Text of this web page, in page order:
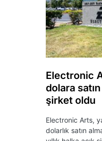
Electronic
dolara
şirket oldu
Electronic Arts,
dolarlık satın